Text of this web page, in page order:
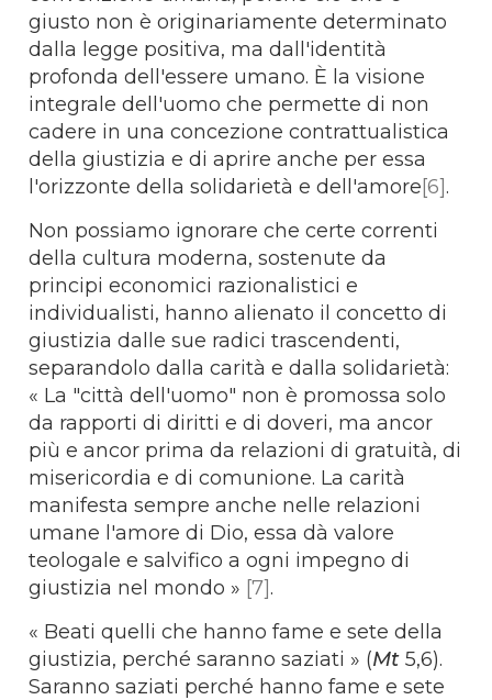
giusto non è originariamente determinato
dalla legge positiva, ma dall'identità
profonda dell'essere umano. È la visione
integrale dell'uomo che permette di non
cadere in una concezione contrattualistica
della giustizia e di aprire anche per essa
l'orizzonte della solidarietà e dell'amore[6].
Non possiamo ignorare che certe correnti
della cultura moderna, sostenute da
principi economici razionalistici e
individualisti, hanno alienato il concetto di
giustizia dalle sue radici trascendenti,
separandolo dalla carità e dalla solidarietà:
« La "città dell'uomo" non è promossa solo
da rapporti di diritti e di doveri, ma ancor
più e ancor prima da relazioni di gratuità, di
misericordia e di comunione. La carità
manifesta sempre anche nelle relazioni
umane l'amore di Dio, essa dà valore
teologale e salvifico a ogni impegno di
giustizia nel mondo » [7].
« Beati quelli che hanno fame e sete della
giustizia, perché saranno saziati » (Mt 5,6).
Saranno saziati perché hanno fame e sete